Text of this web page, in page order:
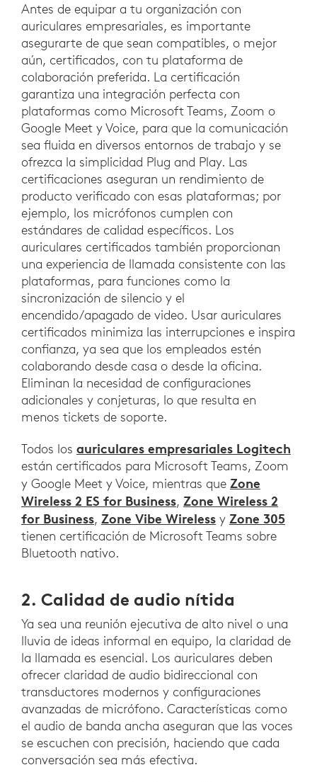
Antes de equipar a tu organización con
auriculares empresariales, es importante
asegurarte de que sean compatibles, o mejor
aún, certificados, con tu plataforma de
colaboración preferida. La certificación
garantiza una integración perfecta con
plataformas como Microsoft Teams, Zoom o
Google Meet y Voice, para que la comunicación
sea fluida en diversos entornos de trabajo y se
ofrezca la simplicidad Plug and Play. Las
certificaciones aseguran un rendimiento de
producto verificado con esas plataformas; por
ejemplo, los micrófonos cumplen con
estándares de calidad específicos. Los
auriculares certificados también proporcionan
una experiencia de llamada consistente con las
plataformas, para funciones como la
sincronización de silencio y el
encendido/apagado de video. Usar auriculares
certificados minimiza las interrupciones e inspira
confianza, ya sea que los empleados estén
colaborando desde casa o desde la oficina.
Eliminan la necesidad de configuraciones
adicionales y conjeturas, lo que resulta en
menos tickets de soporte.
Todos los auriculares empresariales Logitech
están certificados para Microsoft Teams, Zoom
y Google Meet y Voice, mientras que Zone
Wireless 2 ES for Business, Zone Wireless 2
for Business, Zone Vibe Wireless y Zone 305
tienen certificación de Microsoft Teams sobre
Bluetooth nativo.
2. Calidad de audio nítida
Ya sea una reunión ejecutiva de alto nivel o una
lluvia de ideas informal en equipo, la claridad de
la llamada es esencial. Los auriculares deben
ofrecer claridad de audio bidireccional con
transductores modernos y configuraciones
avanzadas de micrófono. Características como
el audio de banda ancha aseguran que las voces
se escuchen con precisión, haciendo que cada
conversación sea más efectiva.